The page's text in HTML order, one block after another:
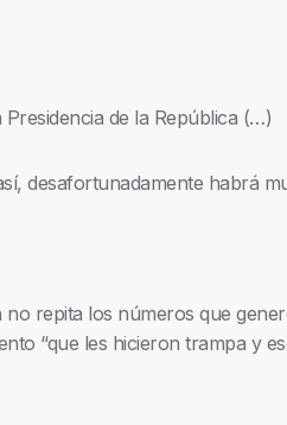
de la República (…)
desafortunadamente habrá
repita los números que
“que les hicieron trampa y